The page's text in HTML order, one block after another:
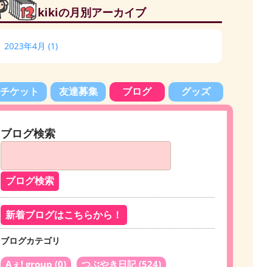
kikiの月別アーカイブ
2023年4月 (1)
チケット 友達募集 ブログ グッズ
ブログ検索
新着ブログはこちらから！
ブログカテゴリ
Aぇ! group (0) つぶやき日記(524)